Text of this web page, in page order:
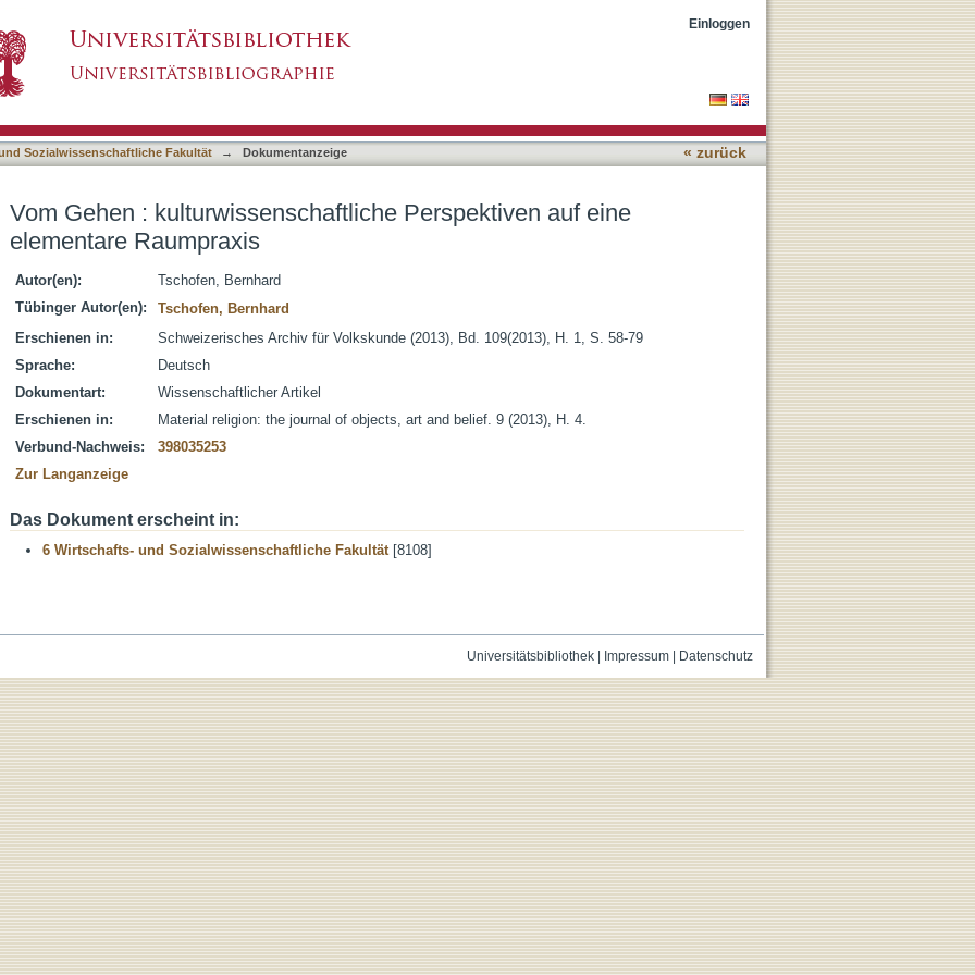
Einloggen
Sozialwissenschaftliche Fakultät → Dokumentanzeige « zurück
Vom Gehen : kulturwissenschaftliche Perspektiven auf eine
elementare Raumpraxis
Autor(en):
Tschofen, Bernhard
Tübinger Autor(en):
Tschofen, Bernhard
Erschienen in:
Schweizerisches Archiv für Volkskunde (2013), Bd. 109(2013), H. 1, S. 58-79
Sprache:
Deutsch
Dokumentart:
Wissenschaftlicher Artikel
Erschienen in:
Material religion: the journal of objects, art and belief. 9 (2013), H. 4.
Verbund-Nachweis:
398035253
Zur Langanzeige
Das Dokument erscheint in:
6 Wirtschafts- und Sozialwissenschaftliche Fakultät[8108]
Universitätsbibliothek| Impressum| Datenschutz